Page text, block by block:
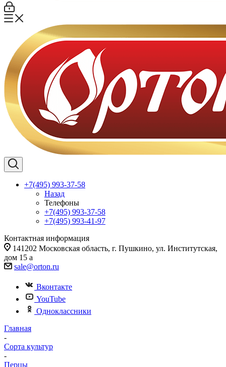
+7(495) 993-37-58
Назад
Телефоны
+7(495) 993-37-58
+7(495) 993-41-97
Контактная информация
141202 Московская область, г. Пушкино, ул. Институтская,
дом 15 а
sale@orton.ru
Вконтакте
YouTube
Одноклассники
Главная
-
Сорта культур
-
Перцы